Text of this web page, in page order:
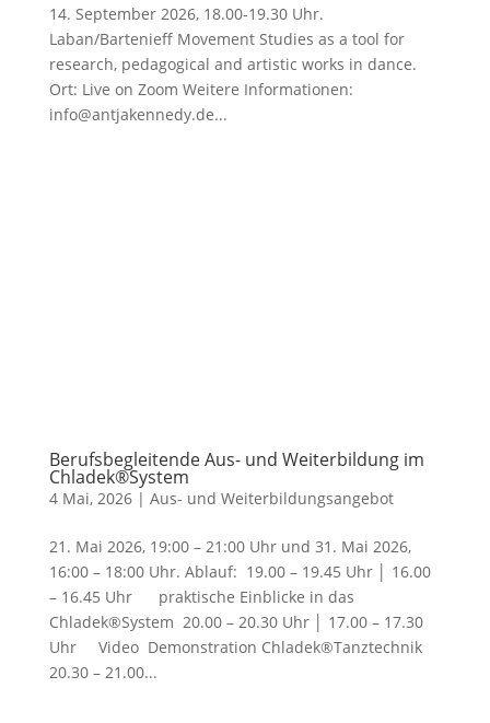
14. September 2026, 18.00-19.30 Uhr.
Laban/Bartenieff Movement Studies as a tool for
research, pedagogical and artistic works in dance.
Ort: Live on Zoom Weitere Informationen:
info@antjakennedy.de...
Berufsbegleitende Aus- und Weiterbildung im
Chladek®System
4 Mai, 2026| Aus- und Weiterbildungsangebot
21. Mai 2026, 19:00 – 21:00 Uhr und 31. Mai 2026,
16:00 – 18:00 Uhr. Ablauf: 19.00 – 19.45 Uhr │ 16.00
– 16.45 Uhr praktische Einblicke in das
Chladek®System 20.00 – 20.30 Uhr │ 17.00 – 17.30
Uhr Video Demonstration Chladek®Tanztechnik
20.30 – 21.00...